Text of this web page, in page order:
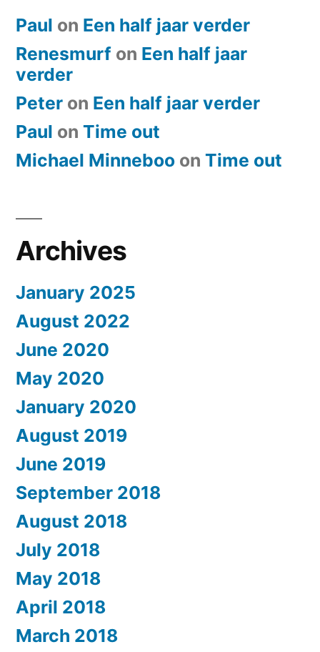
Paul on Een half jaar verder
Renesmurf on Een half jaar
verder
Peter on Een half jaar verder
Paul on ​Time out
Michael Minneboo on ​Time out
Archives
January 2025
August 2022
June 2020
May 2020
January 2020
August 2019
June 2019
September 2018
August 2018
July 2018
May 2018
April 2018
March 2018